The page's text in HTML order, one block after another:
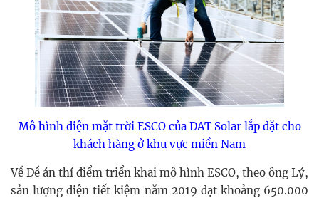
Mô hình điện mặt trời ESCO của DAT Solar lắp đặt cho
khách hàng ở khu vực miền Nam
Về Đề án thí điểm triển khai mô hình ESCO, theo ông Lý,
sản lượng điện tiết kiệm năm 2019 đạt khoảng 650.000